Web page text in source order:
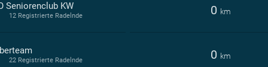
Seniorenclub KW 0 km
12 Registrierte Radelnde
0 km
22 Registrierte Radelnde